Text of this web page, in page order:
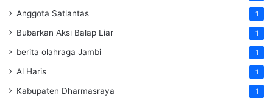
Anggota Satlantas 1
Bubarkan Aksi Balap Liar 1
berita olahraga Jambi 1
Al Haris 1
Kabupaten Dharmasraya 1